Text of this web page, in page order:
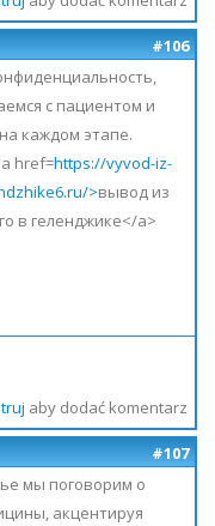
#106
с пациентом и
каждом этапе.
href=https://vyvod-iz-
>вывод из
в геленджике</a>
aby dodać komentarz
#107
мы поговорим о
акцентируя